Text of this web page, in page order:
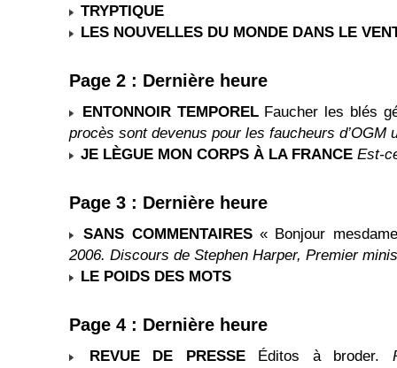
TRYPTIQUE
LES NOUVELLES DU MONDE DANS LE
Page 2 : Dernière heure
ENTONNOIR TEMPORELFaucher les blés
procès sont devenus pour les faucheurs d’OGM
JE LÈGUE MON CORPS À LA FRANCE Est-
Page 3 : Dernière heure
SANS COMMENTAIRES« Bonjour
2006. Discours de Stephen Harper, Premier
LE POIDS DES MOTS
Page 4 : Dernière heure
REVUE DE PRESSEÉditos à broder.